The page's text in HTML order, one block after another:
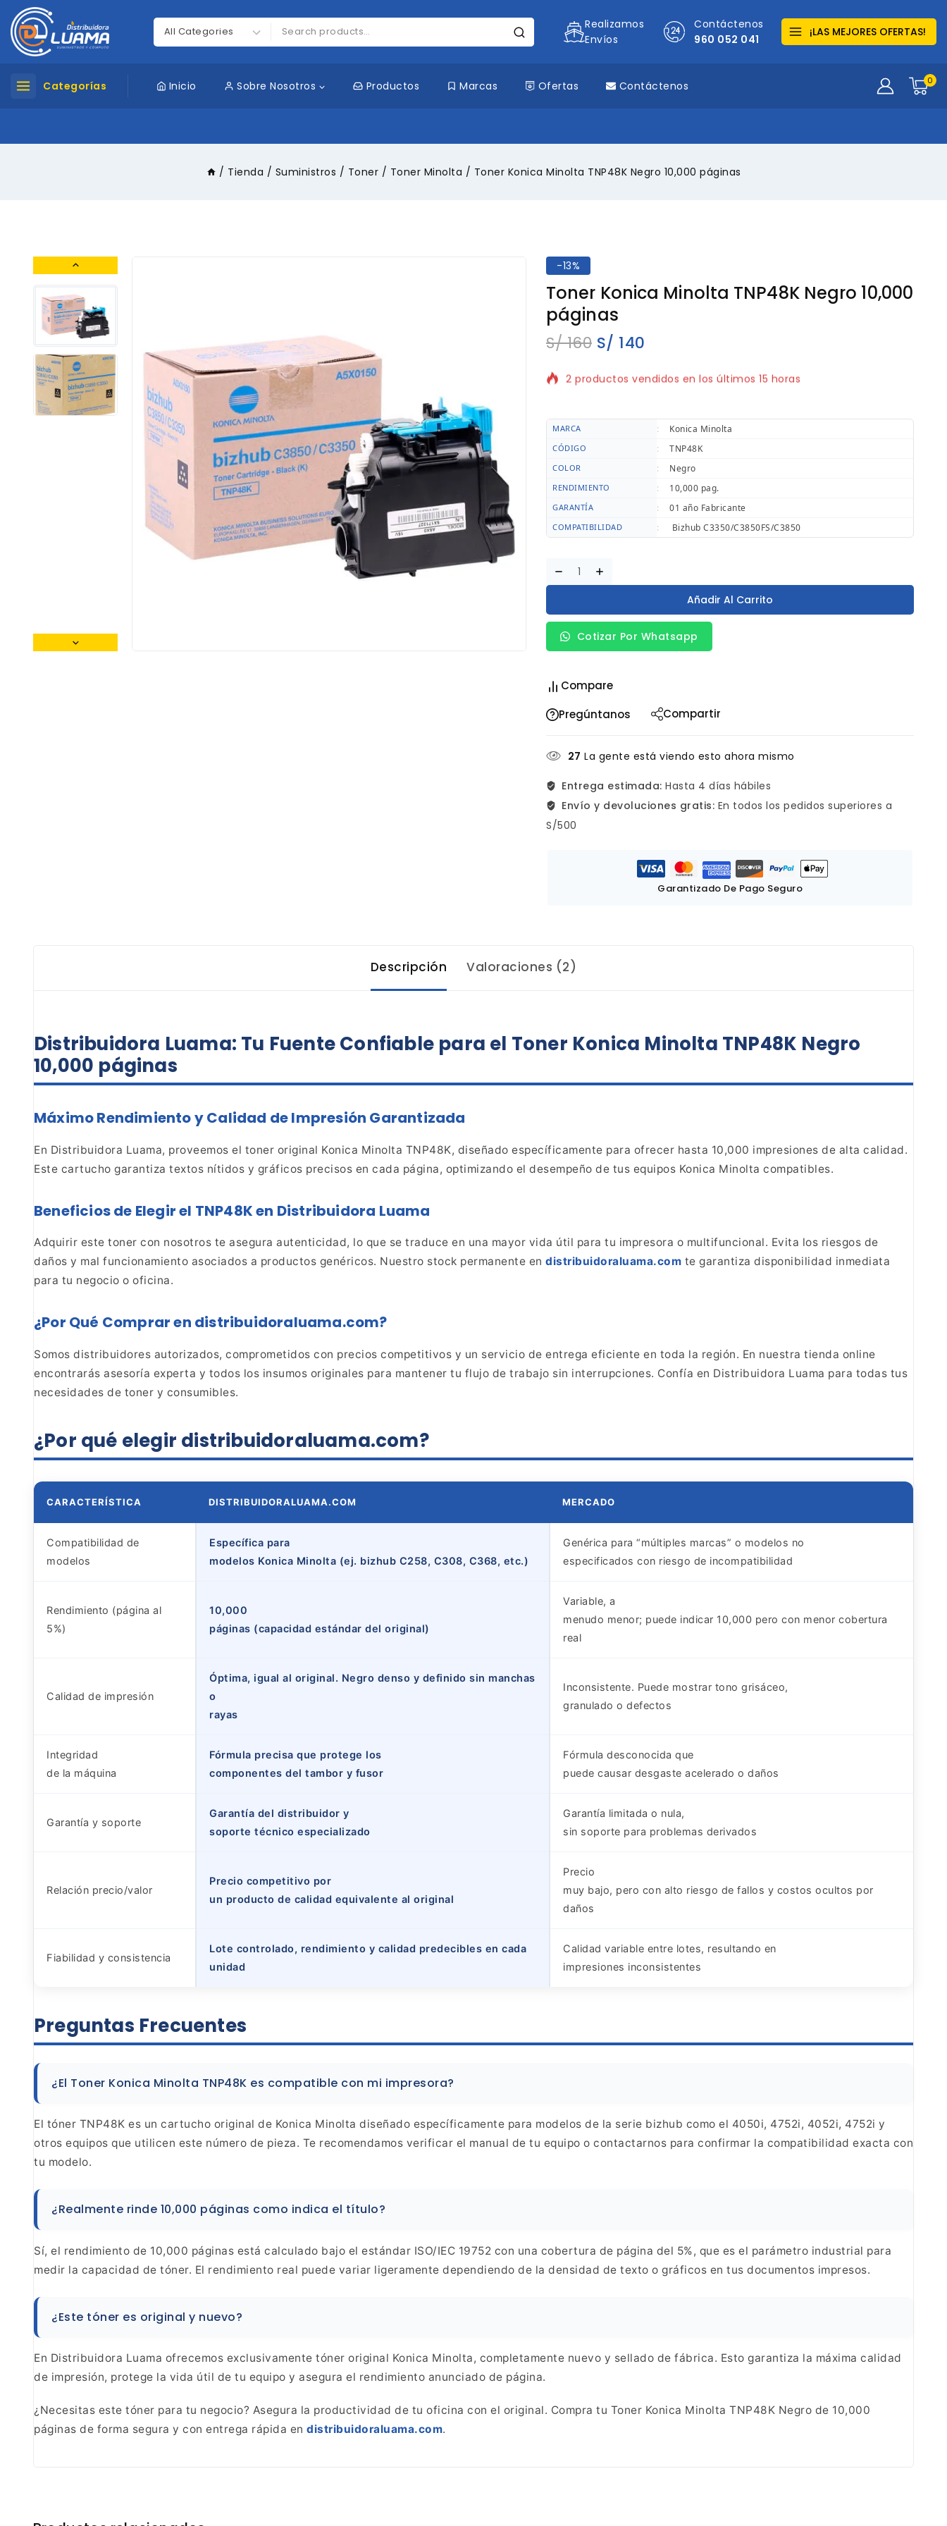
Realizamos
Envíos
Contáctenos
960 052 041
¡LAS MEJORES OFERTAS!
Categorías Inicio Sobre Nosotros Productos Marcas Ofertas Contáctenos 0
/ Tienda / Suministros / Toner / Toner Minolta / Toner Konica Minolta TNP48K Negro 10,000 páginas
-13%
Toner Konica Minolta TNP48K Negro 10,000
páginas
S/160 S/ 140
2 productos vendidos en los últimos 15 horas
¡Se vende rápido! ¡Terminado! 6 la gente tiene en su carrito
MARCA : Konica Minolta
CÓDIGO : TNP48K
COLOR : Negro
RENDIMIENTO : 10,000 pag.
GARANTÍA : 01 año Fabricante
COMPATIBILIDAD : Bizhub C3350/C3850FS/C3850
Añadir Al Carrito
Cotizar Por Whatsapp
Compare
Pregúntanos
Compartir
27 La gente está viendo esto ahora mismo
Entrega estimada: Hasta 4 días hábiles
Envío y devoluciones gratis: En todos los pedidos superiores a
S/500
Garantizado De Pago Seguro
Descripción Valoraciones (2)
Distribuidora Luama: Tu FuenteConfiable para el Toner Konica Minolta TNP48K Negro
10,000 páginas
Máximo Rendimiento y Calidad de Impresión Garantizada
En Distribuidora Luama, proveemos el toner original Konica Minolta TNP48K, diseñado específicamente para ofrecer hasta 10,000 impresiones de alta calidad.
Este cartucho garantiza textos nítidos y gráficos precisos en cada página, optimizando el desempeño de tus equipos Konica Minolta compatibles.
Beneficios de Elegir el TNP48K en Distribuidora Luama
Adquirir este toner con nosotros te asegura autenticidad, lo que se traduce en una mayor vida útil para tu impresora o multifuncional. Evita los riesgos de
daños y mal funcionamiento asociados a productos genéricos. Nuestro stock permanente en distribuidoraluama.com te garantiza disponibilidad inmediata
para tu negocio o oficina.
¿Por Qué Comprar en distribuidoraluama.com?
Somos distribuidores autorizados, comprometidos con precios competitivos y un servicio de entrega eficiente en toda la región. En nuestra tienda online
encontrarás asesoría experta y todos los insumos originales para mantener tu flujo de trabajo sin interrupciones. Confía en Distribuidora Luama para todas tus
necesidades de toner y consumibles.
¿Por qué elegir distribuidoraluama.com?
CARACTERÍSTICA DISTRIBUIDORALUAMA.COM MERCADO
Compatibilidad de
modelos
Específica para
modelos Konica Minolta (ej. bizhub C258, C308, C368, etc.)
Genérica para “múltiples marcas” o modelos no
especificados con riesgo de incompatibilidad
Rendimiento (página al
5%)
10,000
páginas (capacidad estándar del original)
Variable, a
menudo menor; puede indicar 10,000 pero con menor cobertura
real
Calidad de impresión
Óptima, igual al original. Negro denso y definido sin manchas
o
rayas
Inconsistente. Puede mostrar tono grisáceo,
granulado o defectos
Integridad
de la máquina
Fórmula precisa que protege los
componentes del tambor y fusor
Fórmula desconocida que
puede causar desgaste acelerado o daños
Garantía y soporte
Garantía del distribuidor y
soporte técnico especializado
Garantía limitada o nula,
sin soporte para problemas derivados
Relación precio/valor
Precio competitivo por
un producto de calidad equivalente al original
Precio
muy bajo, pero con alto riesgo de fallos y costos ocultos por
daños
Fiabilidad y consistencia
Lote controlado, rendimiento y calidad predecibles en cada
unidad
Calidad variable entre lotes, resultando en
impresiones inconsistentes
Preguntas Frecuentes
¿El Toner Konica Minolta TNP48K es compatible con mi impresora?
El tóner TNP48K es un cartucho original de Konica Minolta diseñado específicamente para modelos de la serie bizhub como el 4050i, 4752i, 4052i, 4752i y
otros equipos que utilicen este número de pieza. Te recomendamos verificar el manual de tu equipo o contactarnos para confirmar la compatibilidad exacta con
tu modelo.
¿Realmente rinde 10,000 páginas como indica el título?
Sí, el rendimiento de 10,000 páginas está calculado bajo el estándar ISO/IEC 19752 con una cobertura de página del 5%, que es el parámetro industrial para
medir la capacidad de tóner. El rendimiento real puede variar ligeramente dependiendo de la densidad de texto o gráficos en tus documentos impresos.
¿Este tóner es original y nuevo?
En Distribuidora Luama ofrecemos exclusivamente tóner original Konica Minolta, completamente nuevo y sellado de fábrica. Esto garantiza la máxima calidad
de impresión, protege la vida útil de tu equipo y asegura el rendimiento anunciado de página.
¿Necesitas este tóner para tu negocio? Asegura la productividad de tu oficina con el original. Compra tu Toner Konica Minolta TNP48K Negro de 10,000
páginas de forma segura y con entrega rápida en distribuidoraluama.com.